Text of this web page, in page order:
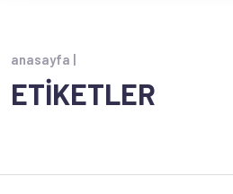
anasayfa |
ETİKETLER